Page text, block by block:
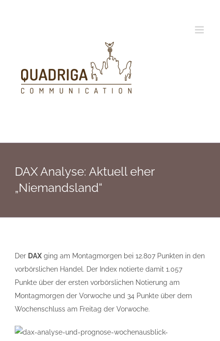
DAX Analyse: Aktuell eher
„Niemandsland“
Der DAX ging am Montagmorgen bei 12.807 Punkten in den
vorbörslichen Handel. Der Index notierte damit 1.057
Punkte über der ersten vorbörslichen Notierung am
Montagmorgen der Vorwoche und 34 Punkte über dem
Wochenschluss am Freitag der Vorwoche.